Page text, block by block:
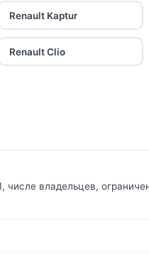
Renault Kaptur
Renault Clio
владельцев,